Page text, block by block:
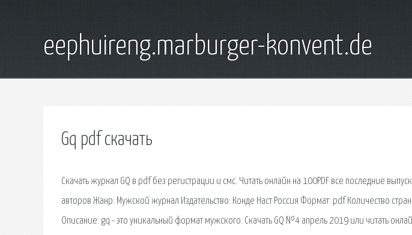
eephuireng.marburger-konvent.de
Gq pdf скачать
Скачать журнал GQ в pdf без регистрации и смс. Читать онлайн на 100PDF все последние
авторов Жанр: Мужской журнал Издательство: Конде Наст Россия Формат: pdf Количество
Описание: gq - это уникальный формат мужского. Скачать GQ №4 апрель 2019 или читать